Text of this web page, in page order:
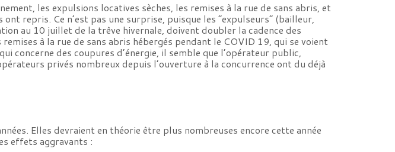
les expulsions locatives sèches, les remises à la rue de sans abris, et
repris. Ce n’est pas une surprise, puisque les “expulseurs” (bailleur,
au 10 juillet de la trêve hivernale, doivent doubler la cadence des
à la rue de sans abris hébergés pendant le COVID 19, qui se voient
concerne des coupures d’énergie, il semble que l’opérateur public,
privés nombreux depuis l’ouverture à la concurrence ont du déjà
Elles devraient en théorie être plus nombreuses encore cette année
effets aggravants :